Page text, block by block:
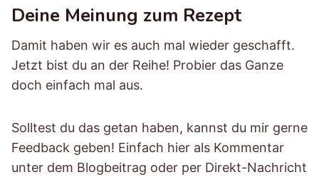
Deine Meinung zum Rezept
Damit haben wir es auch mal wieder geschafft.
Jetzt bist du an der Reihe! Probier das Ganze
doch einfach mal aus.
Solltest du das getan haben, kannst du mir gerne
Feedback geben! Einfach hier als Kommentar
unter dem Blogbeitrag oder per Direkt-Nachricht